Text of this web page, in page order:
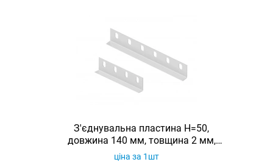
З'єднувальна пластина H=50,
довжина 140 мм, товщина 2 мм,
оцинкована, Ardic
ціна за 1шт